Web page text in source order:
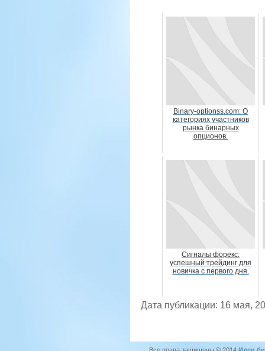
Binary-optionss.com: О
категориях участников
рынка бинарных
опционов.
Сигналы форекс:
успешный трейдинг для
новичка с первого дня.
Дата публикации: 16 мая,